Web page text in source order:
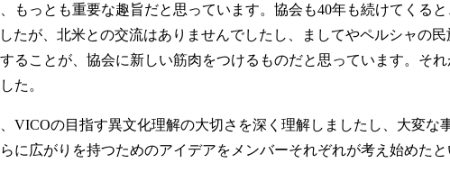
もっとも重要な趣旨だと思っています。協会も40年も続けてくる
たが、北米との交流はありませんでしたし、ましてやペルシャの
ることが、協会に新しい筋肉をつけるものだと思っています。そ
た。
VICOの目指す異文化理解の大切さを深く理解しましたし、大変
に広がりを持つためのアイデアをメンバーそれぞれが考え始めた